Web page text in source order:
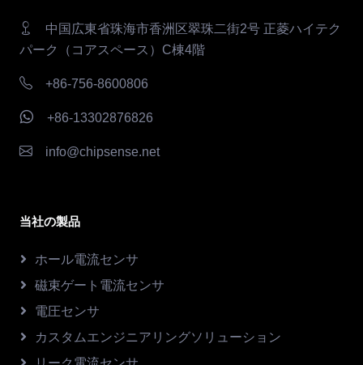
中国広東省珠海市香洲区翠珠二街2号 正菱ハイテク
パーク（コアスペース）C棟4階
+86-756-8600806
+86-13302876826
info@chipsense.net
当社の製品
ホール電流センサ
磁束ゲート電流センサ
電圧センサ
カスタムエンジニアリングソリューション